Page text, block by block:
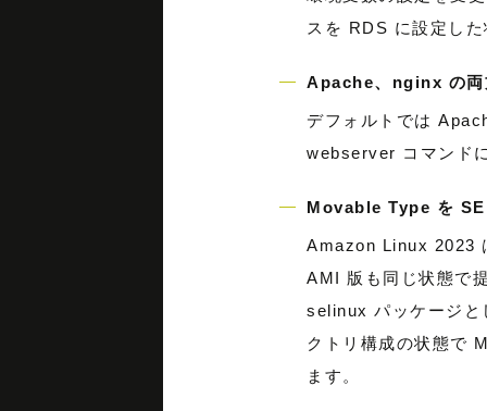
スを RDS に設定し
Apache、nginx の両
デフォルトでは
webserver コマンド
Movable Type を
Amazon Linux 2023
AMI 版も同じ状態で
selinux パッケージと
クトリ構成の状態で
ます。